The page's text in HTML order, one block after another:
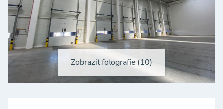
Zobrazit fotografie (10)